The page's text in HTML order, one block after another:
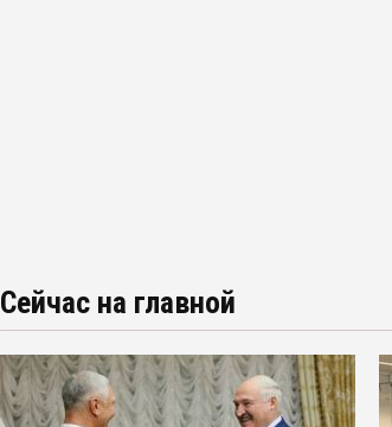
Сейчас на главной